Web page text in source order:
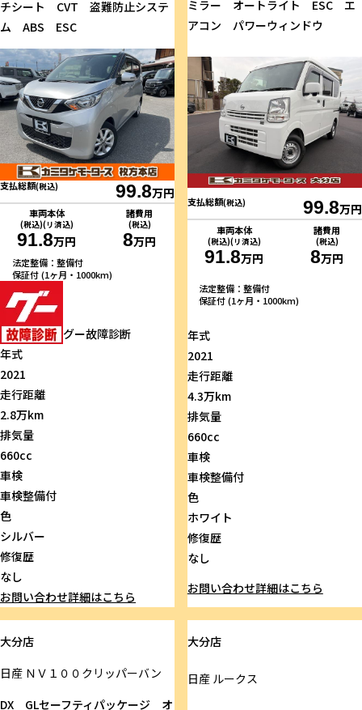
チシート CVT 盗難防止システ
ム ABS ESC
支払総額(税込) 99.8万円
車両本体
(税込)(リ済込)
91.8万円
諸費用
(税込)
8万円
法定整備：整備付
保証付 (1ヶ月・1000km)
グー故障診断
年式
2021
走行距離
2.8万km
排気量
660cc
車検
車検整備付
色
シルバー
修復歴
なし
お問い合わせ詳細はこちら
ミラー オートライト ESC エ
アコン パワーウィンドウ
支払総額(税込) 99.8万円
車両本体
(税込)(リ済込)
91.8万円
諸費用
(税込)
8万円
法定整備：整備付
保証付 (1ヶ月・1000km)
年式
2021
走行距離
4.3万km
排気量
660cc
車検
車検整備付
色
ホワイト
修復歴
なし
お問い合わせ詳細はこちら
大分店
日産 ＮＶ１００クリッパーバン
DX GLセーフティパッケージ オ
大分店
日産ルークス